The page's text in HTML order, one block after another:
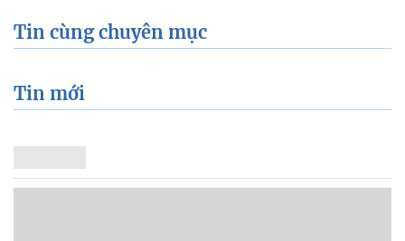
Tin cùng chuyên mục
Tin mới